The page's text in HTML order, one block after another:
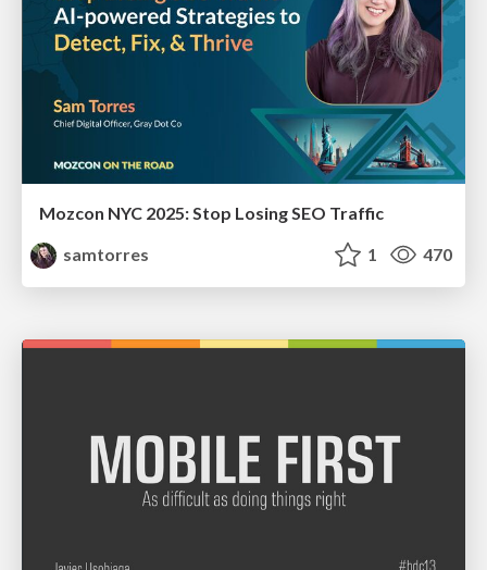
Mozcon NYC 2025: Stop Losing SEO Traffic
samtorres
1 470